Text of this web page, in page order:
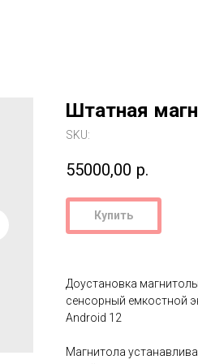
Штатная
SKU:
55000,00 р.
Купить
Доустановка
сенсорный емкостной
Android 12
Магнитола